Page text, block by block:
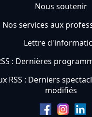
Nous soutenir
Nos services aux
Lettre
: Dernières
RSS : Derniers
modifiés